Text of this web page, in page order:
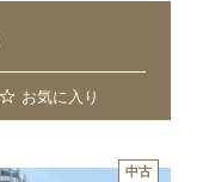
お気に入り
中古